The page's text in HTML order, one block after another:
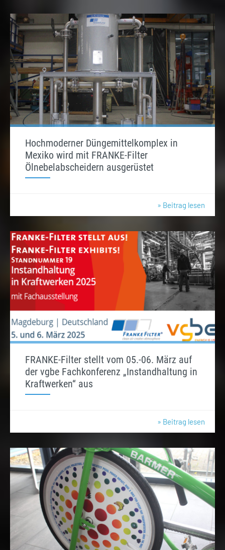
Hochmoderner Düngemittelkomplex in
Mexiko wird mit FRANKE-Filter
Ölnebelabscheidern ausgerüstet
» Beitrag lesen
FRANKE-Filter stellt vom 05.-06. März auf
der vgbe Fachkonferenz „Instandhaltung in
Kraftwerken“ aus
» Beitrag lesen